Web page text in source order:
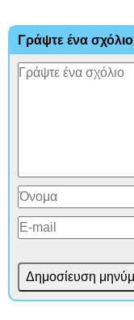
Γράψτε ένα σχόλιο